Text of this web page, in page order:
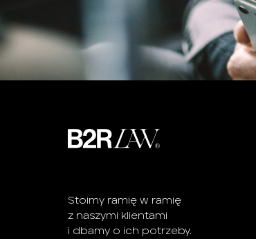
Stoimy ramię w ramię
z naszymi klientami
i dbamy o ich potrzeby.